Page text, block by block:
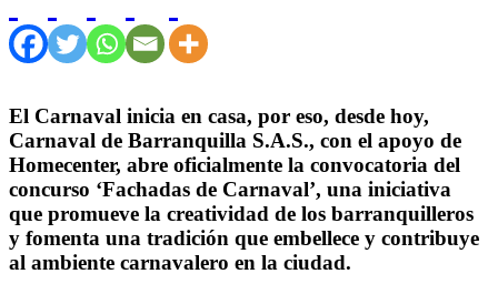
El Carnaval inicia en casa, por eso, desde hoy,
Carnaval de Barranquilla S.A.S., con el apoyo de
Homecenter, abre oficialmente la convocatoria del
concurso ‘Fachadas de Carnaval’, una iniciativa
que promueve la creatividad de los barranquilleros
y fomenta una tradición que embellece y contribuye
al ambiente carnavalero en la ciudad.